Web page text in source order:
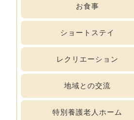
お食事
ショートステイ
レクリエーション
地域との交流
特別養護老人ホーム